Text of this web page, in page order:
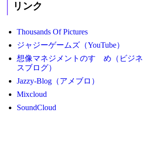
リンク
Thousands Of Pictures
ジャジーゲームズ（YouTube）
想像マネジメントのすゝめ（ビジネ
スブログ）
Jazzy-Blog（アメブロ）
Mixcloud
SoundCloud